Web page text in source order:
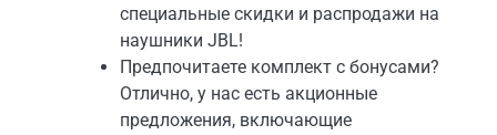
специальные скидки и распродажи на
наушники JBL!
Предпочитаете комплект с бонусами?
Отлично, у нас есть акционные
предложения, включающие